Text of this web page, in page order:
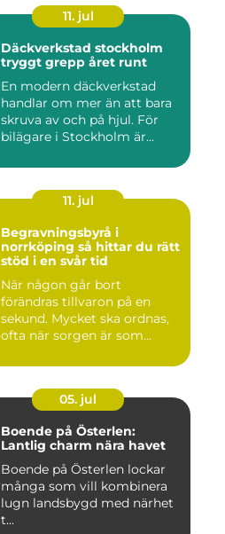
11. jul
Däckverkstad stockholm
tryggt grepp året runt
En modern däckverkstad
handlar om mer än att bara
skruva av och på hjul. För
bilägare i Stockholm är...
11. jul
Begravningsbyrå i
norrköping så hittar du rätt
stöd i en svår tid
När någon går bort
förändras tillvaron på en
sekund. Mycket ska ordnas,
ofta när sorgen är som
05. jul
Boende på Österlen:
Lantlig charm nära havet
Boende på Österlen lockar
många som vill kombinera
lugn landsbygd med närhet
t...